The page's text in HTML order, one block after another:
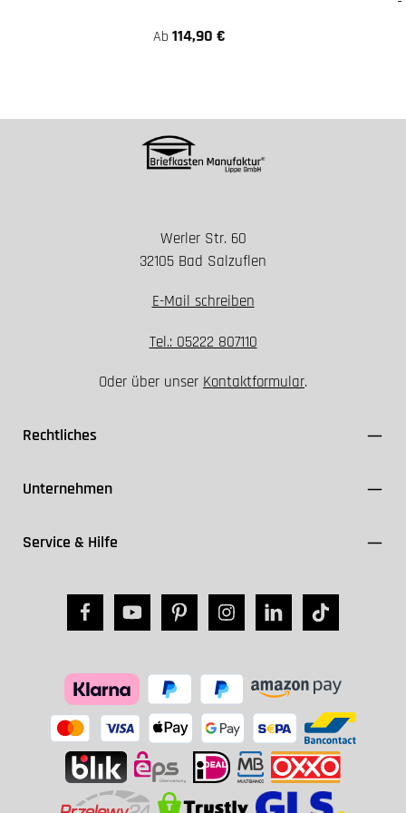
Ab 114,90 €
Werler Str. 60
32105 Bad Salzuflen
E-Mail schreiben
Tel.: 05222 807110
Oder über unser Kontaktformular.
Rechtliches
Unternehmen
Service & Hilfe